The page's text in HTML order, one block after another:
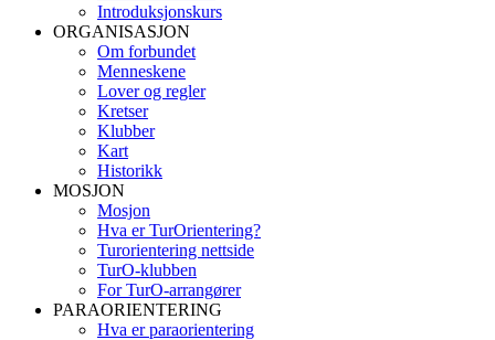
Introduksjonskurs
ORGANISASJON
Om forbundet
Menneskene
Lover og regler
Kretser
Klubber
Kart
Historikk
MOSJON
Mosjon
Hva er TurOrientering?
Turorientering nettside
TurO-klubben
For TurO-arrangører
PARAORIENTERING
Hva er paraorientering